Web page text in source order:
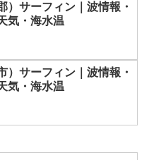
）サーフィン｜波情報・
気・海水温
）サーフィン｜波情報・
気・海水温